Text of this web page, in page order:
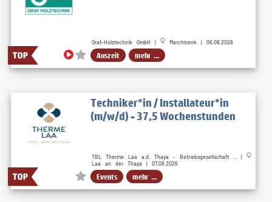
Graf-Holztechnik GmbH | Marchtrenk | 06.08.2026
Auszeit mehr ...
Techniker*in / Installateur*in
(m/w/d) - 37,5 Wochenstunden
TBL Therme Laa a.d. Thaya - Betriebsgesellschaft ... |
Laa an der Thaya | 07.08.2026
Events mehr ...